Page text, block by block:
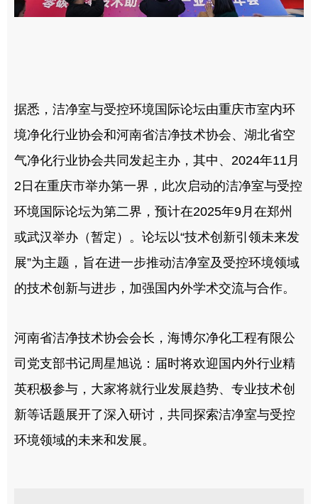
据悉，洁净室与受控环境国际论坛由重庆市室内环
境净化行业协会和河南省洁净技术协会、湖北省空
气净化行业协会共同发起主办，其中、2024年11月
2日在重庆市举办第一界，此次启动的洁净室与受控
环境国际论坛为第二界，预计在2025年9月在郑州
或武汉举办（暂定）。论坛以“技术创新引领未来发
展”为主题，旨在进一步推动洁净室及受控环境领域
的技术创新与进步，加强国内外学术交流与合作。
河南省洁净技术协会会长，海博尔净化工程有限公
司党支部书记周星旭说：届时将欢迎国内外行业精
英积极参与，大家将就行业发展趋势、专业技术创
新等话题展开了深入研讨，共同探索洁净室与受控
环境领域的未来和发展。